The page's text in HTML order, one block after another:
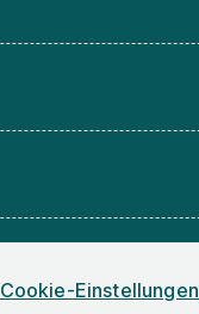
Cookie-Einstellungen